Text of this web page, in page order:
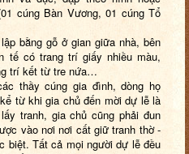
cúng Bàn Vương, 01 cúng Tổ
bằng gỗ ở gian giữa nhà, bên
tế có trang trí giấy nhiều màu,
trí kết từ tre nứa…
thầy cúng gia đình, dòng họ
từ khi gia chủ đến mời dự lễ là
tranh, gia chủ cũng phải đun
vào nơi nơi cất giữ tranh thờ -
biệt. Tất cả mọi người dự lễ đều